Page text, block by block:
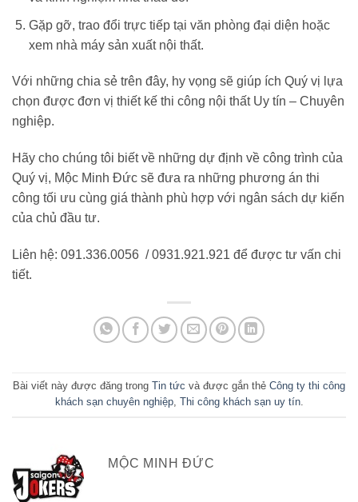
Gặp gỡ, trao đổi trực tiếp tại văn phòng đại diện hoặc
xem nhà máy sản xuất nội thất.
Với những chia sẻ trên đây, hy vọng sẽ giúp ích Quý vị lựa
chọn được đơn vị thiết kế thi công nội thất Uy tín – Chuyên
nghiệp.
Hãy cho chúng tôi biết về những dự định về công trình của
Quý vị, Mộc Minh Đức sẽ đưa ra những phương án thi
công tối ưu cùng giá thành phù hợp với ngân sách dự kiến
của chủ đầu tư.
Liên hệ: 091.336.0056 / 0931.921.921 để được tư vấn chi
tiết.
Bài viết này được đăng trong Tin tức và được gắn thẻ Công ty thi công
khách sạn chuyên nghiệp, Thi công khách sạn uy tín.
MỘC MINH ĐỨC